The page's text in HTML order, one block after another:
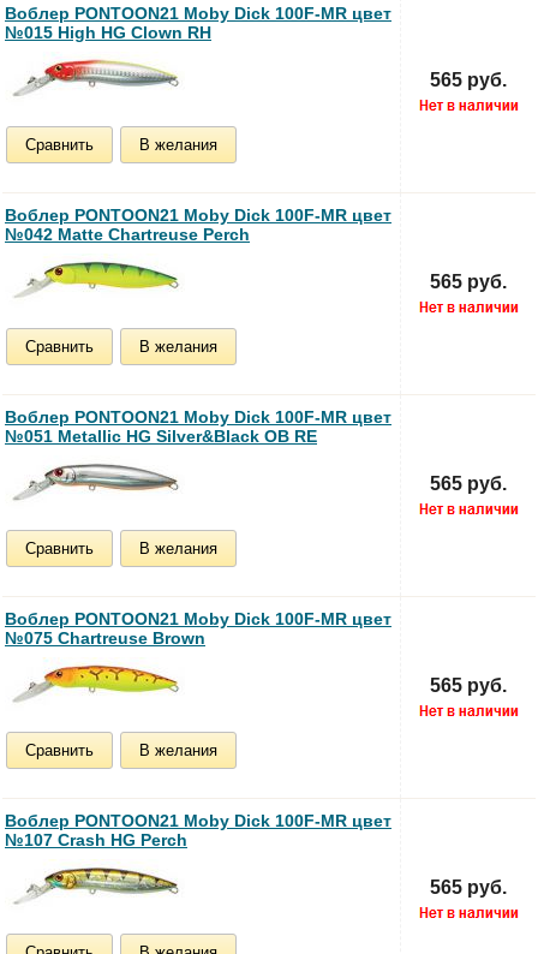
Воблер PONTOON21 Moby Dick 100F-MR цвет
№015 High HG Clown RH
Сравнить В желания
565 руб.
Воблер PONTOON21 Moby Dick 100F-MR цвет
№042 Matte Chartreuse Perch
Сравнить В желания
565 руб.
Воблер PONTOON21 Moby Dick 100F-MR цвет
№051 Metallic HG Silver&Black OB RE
Сравнить В желания
565 руб.
Воблер PONTOON21 Moby Dick 100F-MR цвет
№075 Chartreuse Brown
Сравнить В желания
565 руб.
Воблер PONTOON21 Moby Dick 100F-MR цвет
№107 Crash HG Perch
565 руб.